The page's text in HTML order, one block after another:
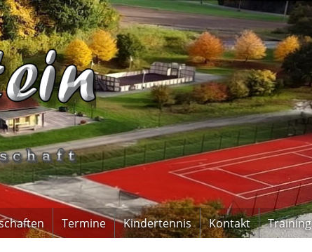
Termine Kindertennis Kontakt Training